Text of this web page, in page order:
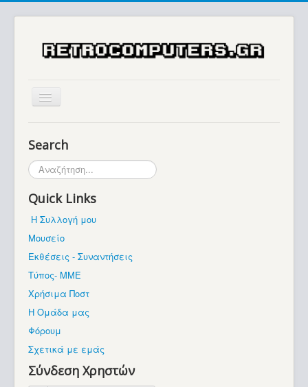
Μουσείο
Βρίσκεστε εδώ:
Search
Αναζήτηση...
Quick Links
Η Συλλογή μου
Μουσείο
Εκθέσεις - Συναντήσεις
Τύπος- ΜΜΕ
Χρήσιμα Ποστ
Η Ομάδα μας
Φόρουμ
Σχετικά με εμάς
Σύνδεση Χρηστών